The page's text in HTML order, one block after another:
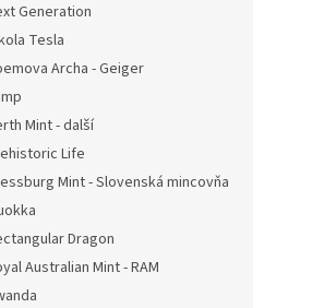
Generation
Tesla
Archa - Geiger
Mint - další
Life
Mint - Slovenská mincovňa
Dragon
Australian Mint - RAM